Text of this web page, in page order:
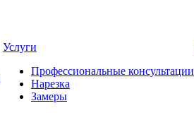
Услуги
Профессиональные консультации
Нарезка
Замеры